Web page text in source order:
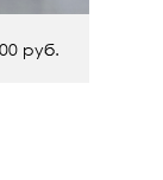
руб.